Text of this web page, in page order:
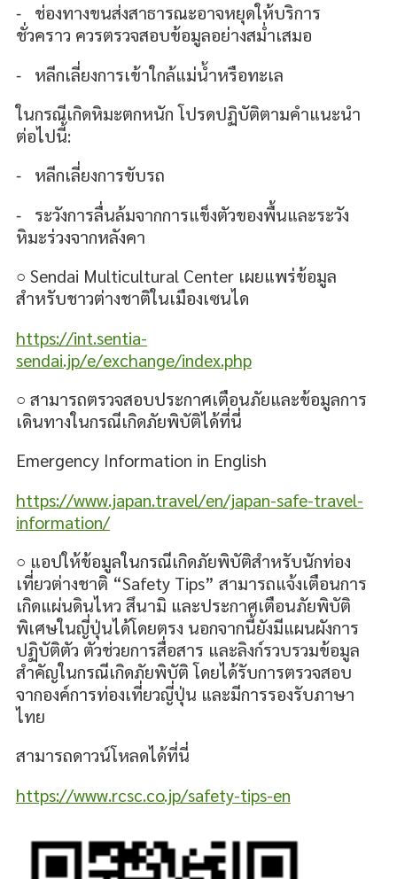
⁃ ช่องทางขนส่งสาธารณะอาจหยุดให้บริการ
ชั่วคราว ควรตรวจสอบข้อมูลอย่างสม่ำเสมอ
⁃ หลีกเลี่ยงการเข้าใกล้แม่น้ำหรือทะเล
ในกรณีเกิดหิมะตกหนัก โปรดปฏิบัติตามคำแนะนำ
ต่อไปนี้:
⁃ หลีกเลี่ยงการขับรถ
⁃ ระวังการลื่นล้มจากการแข็งตัวของพื้นและระวัง
หิมะร่วงจากหลังคา
○ Sendai Multicultural Center เผยแพร่ข้อมูล
สำหรับชาวต่างชาติในเมืองเซนได
https://int.sentia-
sendai.jp/e/exchange/index.php
○ สามารถตรวจสอบประกาศเตือนภัยและข้อมูลการ
เดินทางในกรณีเกิดภัยพิบัติได้ที่นี่
Emergency Information in English
https://www.japan.travel/en/japan-safe-travel-
information/
○ แอปให้ข้อมูลในกรณีเกิดภัยพิบัติสำหรับนักท่อง
เที่ยวต่างชาติ “Safety Tips” สามารถแจ้งเตือนการ
เกิดแผ่นดินไหว สึนามิ และประกาศเตือนภัยพิบัติ
พิเศษในญี่ปุ่นได้โดยตรง นอกจากนี้ยังมีแผนผังการ
ปฏิบัติตัว ตัวช่วยการสื่อสาร และลิงก์รวบรวมข้อมูล
สำคัญในกรณีเกิดภัยพิบัติ โดยได้รับการตรวจสอบ
จากองค์การท่องเที่ยวญี่ปุ่น และมีการรองรับภาษา
ไทย
สามารถดาวน์โหลดได้ที่นี่
https://www.rcsc.co.jp/safety-tips-en